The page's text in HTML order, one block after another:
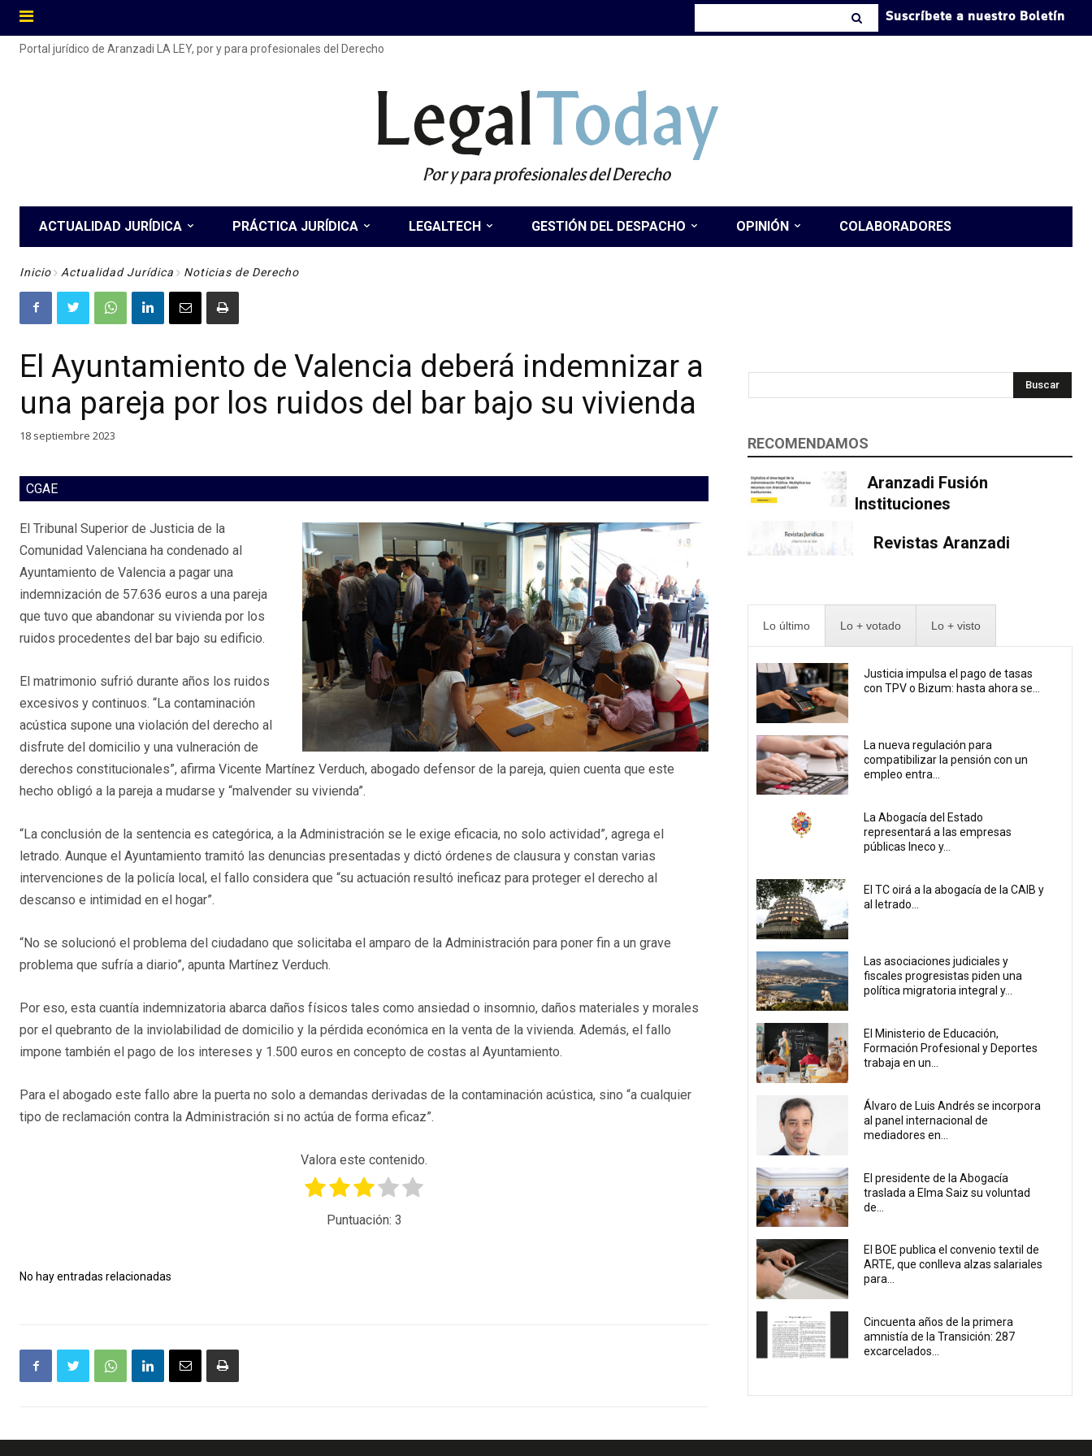
Suscríbete a nuestro Boletín
Portal jurídico de Aranzadi LA LEY, por y para profesionales del Derecho
LegalToday
Por y para profesionales del Derecho
ACTUALIDAD JURÍDICA PRÁCTICA JURÍDICA LEGALTECH GESTIÓN DEL DESPACHO OPINIÓN COLABORADORES
Inicio Actualidad Jurídica Noticias de Derecho
El Ayuntamiento de Valencia deberá indemnizar a
una pareja por los ruidos del bar bajo su vivienda
18 septiembre 2023
CGAE
El Tribunal Superior de Justicia de la
Comunidad Valenciana ha condenado al
Ayuntamiento de Valencia a pagar una
indemnización de 57.636 euros a una pareja
que tuvo que abandonar su vivienda por los
ruidos procedentes del bar bajo su edificio.
El matrimonio sufrió durante años los ruidos
excesivos y continuos. “La contaminación
acústica supone una violación del derecho al
disfrute del domicilio y una vulneración de
derechos constitucionales”, afirma Vicente Martínez Verduch, abogado defensor de la pareja, quien cuenta que este
hecho obligó a la pareja a mudarse y “malvender su vivienda”.
“La conclusión de la sentencia es categórica, a la Administración se le exige eficacia, no solo actividad”, agrega el
letrado. Aunque el Ayuntamiento tramitó las denuncias presentadas y dictó órdenes de clausura y constan varias
intervenciones de la policía local, el fallo considera que “su actuación resultó ineficaz para proteger el derecho al
descanso e intimidad en el hogar”.
“No se solucionó el problema del ciudadano que solicitaba el amparo de la Administración para poner fin a un grave
problema que sufría a diario”, apunta Martínez Verduch.
Por eso, esta cuantía indemnizatoria abarca daños físicos tales como ansiedad o insomnio, daños materiales y morales
por el quebranto de la inviolabilidad de domicilio y la pérdida económica en la venta de la vivienda. Además, el fallo
impone también el pago de los intereses y 1.500 euros en concepto de costas al Ayuntamiento.
Para el abogado este fallo abre la puerta no solo a demandas derivadas de la contaminación acústica, sino “a cualquier
tipo de reclamación contra la Administración si no actúa de forma eficaz”.
Valora este contenido.
Puntuación: 3
No hay entradas relacionadas
Buscar
RECOMENDAMOS
Aranzadi Fusión
Instituciones
Revistas Aranzadi
Lo último Lo + votado Lo + visto
Justicia impulsa el pago de tasas
con TPV o Bizum: hasta ahora se...
La nueva regulación para
compatibilizar la pensión con un
empleo entra...
La Abogacía del Estado
representará a las empresas
públicas Ineco y...
El TC oirá a la abogacía de la CAIB y
al letrado...
Las asociaciones judiciales y
fiscales progresistas piden una
política migratoria integral y...
El Ministerio de Educación,
Formación Profesional y Deportes
trabaja en un...
Álvaro de Luis Andrés se incorpora
al panel internacional de
mediadores en...
El presidente de la Abogacía
traslada a Elma Saiz su voluntad
de...
El BOE publica el convenio textil de
ARTE, que conlleva alzas salariales
para...
Cincuenta años de la primera
amnistía de la Transición: 287
excarcelados...